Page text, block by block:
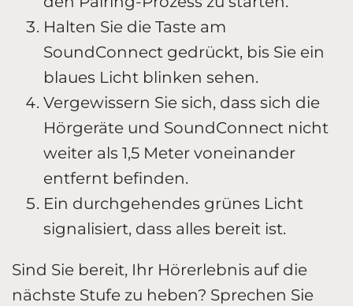
Halten Sie die Taste am
SoundConnect gedrückt, bis Sie ein
blaues Licht blinken sehen.
Vergewissern Sie sich, dass sich die
Hörgeräte und SoundConnect nicht
weiter als 1,5 Meter voneinander
entfernt befinden.
Ein durchgehendes grünes Licht
signalisiert, dass alles bereit ist.
Sind Sie bereit, Ihr Hörerlebnis auf die
nächste Stufe zu heben? Sprechen Sie